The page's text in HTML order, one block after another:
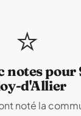
⭐
notes pour
d'Allier
noté la